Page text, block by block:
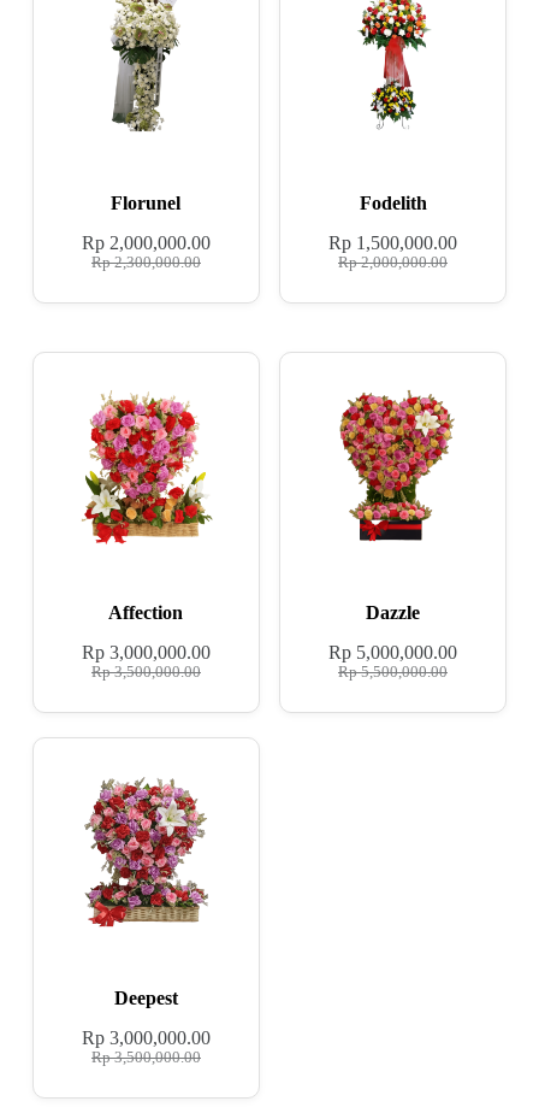
Florunel
Rp2,300,000.00
Rp2,000,000.00
Fodelith
Rp2,000,000.00
Rp 1,500,000.00
Affection
Rp3,500,000.00
Rp3,000,000.00
Dazzle
Rp5,500,000.00
Rp 5,000,000.00
Deepest
Rp3,500,000.00
Rp3,000,000.00